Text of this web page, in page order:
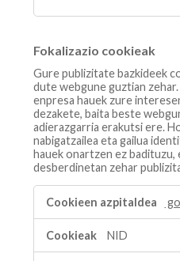
Fokalizazio cookieak
Gure publizitate bazkideek
dute webgune guztian
enpresa hauek zure
dezakete, baita beste
adierazgarria erakutsi ere.
nabigatzailea eta gailua
hauek onartzen ez badituzu,
desberdinetan zehar
Fokalizazio
cookieak
NID